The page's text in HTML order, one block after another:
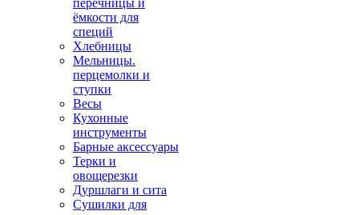
перечницы и
ёмкости для
специй
Хлебницы
Мельницы.
перцемолки и
ступки
Весы
Кухонные
инструменты
Барные аксессуары
Терки и
овощерезки
Дуршлаги и сита
Сушилки для